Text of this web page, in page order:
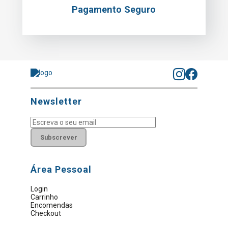
Pagamento Seguro
Newsletter
Subscrever
Área Pessoal
Login
Carrinho
Encomendas
Checkout